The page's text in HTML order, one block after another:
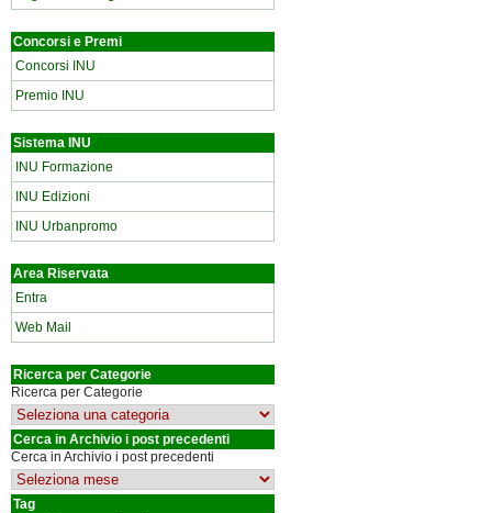
Concorsi e Premi
Concorsi INU
Premio INU
Sistema INU
INU Formazione
INU Edizioni
INU Urbanpromo
Area Riservata
Entra
Web Mail
Ricerca per Categorie
Ricerca per Categorie
Cerca in Archivio i post precedenti
Cerca in Archivio i post precedenti
Tag